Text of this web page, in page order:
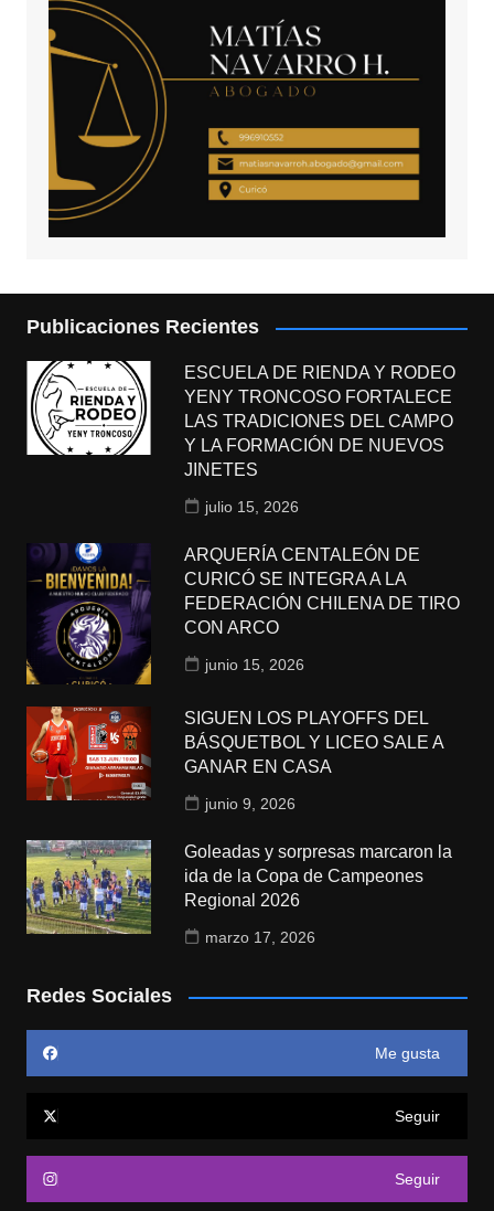
Publicaciones Recientes
ESCUELA DE RIENDA Y RODEO
YENY TRONCOSO FORTALECE
LAS TRADICIONES DEL CAMPO
Y LA FORMACIÓN DE NUEVOS
JINETES
julio 15, 2026
ARQUERÍA CENTALEÓN DE
CURICÓ SE INTEGRA A LA
FEDERACIÓN CHILENA DE TIRO
CON ARCO
junio 15, 2026
SIGUEN LOS PLAYOFFS DEL
BÁSQUETBOL Y LICEO SALE A
GANAR EN CASA
junio 9, 2026
Goleadas y sorpresas marcaron la
ida de la Copa de Campeones
Regional 2026
marzo 17, 2026
Redes Sociales
Me gusta
Seguir
Seguir